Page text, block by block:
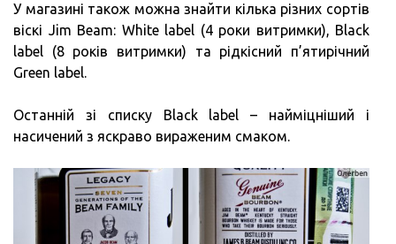
У магазині також можна знайти кілька різних сортів
віскі Jim Beam: White label (4 роки витримки), Black
label (8 років витримки) та рідкісний п’ятирічний
Green label.
Останній зі списку Black label – найміцніший і
насичений з яскраво вираженим смаком.